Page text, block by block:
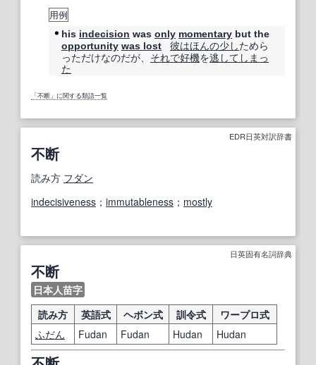
用例
his indecision was only momentary but the
opportunity was lost 彼はほんの少しためら
っただけなのだが、 それで好機を逃 してしまっ
た
「不断」に関する類語一覧
EDR日英対訳辞書
不断
読み方 フダン
indecisiveness ； immutableness ； mostly
日英固有名詞辞典
不断
日本人苗字
読み方
英語式 ヘボン式 訓令式
ワープロ式
ふだん
Fudan Fudan Hudan Hudan